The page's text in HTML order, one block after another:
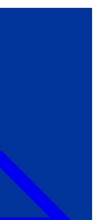
глухих
пісенний
«Україно, ти є!»
челендж «Жестова
мене – це…»
спеціальних та
начальних закладів